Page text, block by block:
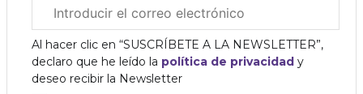
electrónico
corporativo
Al hacer clic en “SUSCRÍBETE A LA NEWSLETTER”,
declaro que he leído la política de privacidad y
deseo recibir la Newsletter